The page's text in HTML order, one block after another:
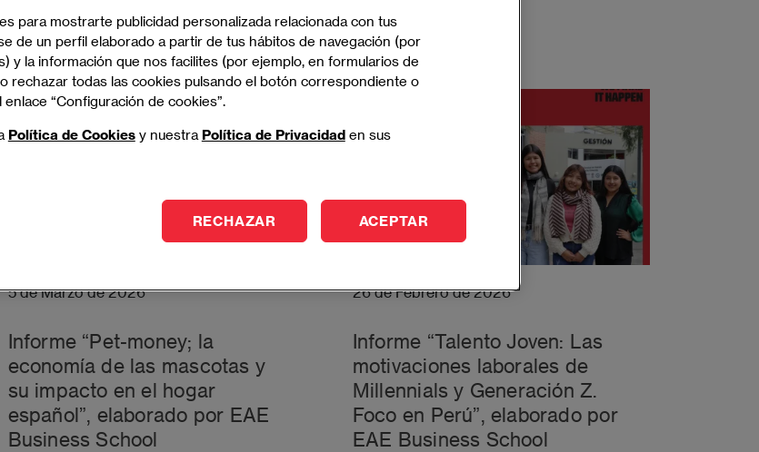
5 de Marzo de 2026
Informe “Pet-money; la
economía de las mascotas y
su impacto en el hogar
español”, elaborado por EAE
Business School
26 de Febrero de 2026
Informe “Talento Joven: Las
motivaciones laborales de
Millennials y Generación Z.
Foco en Perú”, elaborado por
EAE Business School
para mostrarte publicidad personalizada relacionada con tus
de un perfil elaborado a partir de tus hábitos de navegación (por
y la información que nos facilites (por ejemplo, en formularios de
rechazar todas las cookies pulsando el botón correspondiente o
“Configuración de cookies”.
Política de Cookiesy nuestra Política de Privacidaden sus
RECHAZAR ACEPTAR